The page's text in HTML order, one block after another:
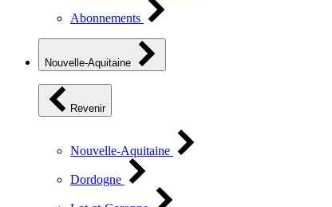
Abonnements
Nouvelle-Aquitaine
Revenir
Nouvelle-Aquitaine
Dordogne